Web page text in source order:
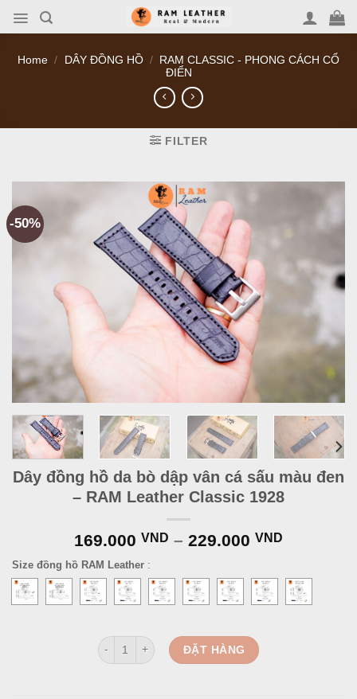
Home / DÂY ĐỒNG HỒ / RAM CLASSIC - PHONG CÁCH CỔ
ĐIỂN
FILTER
-50%
Dây đồng hồ da bò dập vân cá sấu màu đen
– RAM Leather Classic 1928
169.000 VND – 229.000 VND
Size đồng hồ RAM Leather :
Dây đồng hồ da bò dập vân cá sấu màu đen - RAM
ĐẶT HÀNG